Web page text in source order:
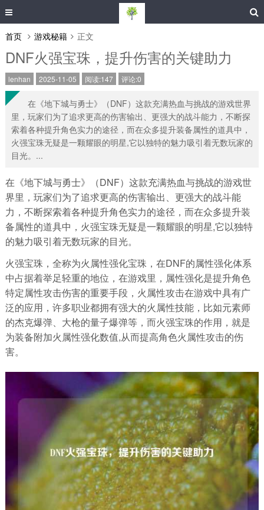
首页 游戏秘籍 正文
DNF火强宝珠，提升伤害的关键助力
lenhan 2025-11-05 阅读:147 评论:0
在《地下城与勇士》（DNF）这款充满热血与挑战的游戏世界
里，玩家们为了追求更高的伤害输出、更强大的战斗能力，不断探
索着各种提升角色实力的途径，而在众多提升装备属性的道具中，
火强宝珠无疑是一颗耀眼的明星,它以独特的魅力吸引着无数玩家的
目光。...
在《地下城与勇士》（DNF）这款充满热血与挑战的游戏世
界里，玩家们为了追求更高的伤害输出、更强大的战斗能
力，不断探索着各种提升角色实力的途径，而在众多提升装
备属性的道具中，火强宝珠无疑是一颗耀眼的明星,它以独特
的魅力吸引着无数玩家的目光。
火强宝珠，全称为火属性强化宝珠，在DNF的属性强化体系
中占据着举足轻重的地位，在游戏里，属性强化是提升角色
特定属性攻击伤害的重要手段，火属性攻击在游戏中具有广
泛的应用，许多职业都拥有强大的火属性技能，比如元素师
的杰克爆弹、大枪的量子爆弹等，而火强宝珠的作用，就是
为装备附加火属性强化数值,从而提高角色火属性攻击的伤
害。